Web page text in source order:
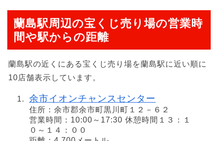
蘭島駅周辺の宝くじ売り場の営業時
間や駅からの距離
蘭島駅の近くにある宝くじ売り場を蘭島駅に近い順に
10店舗表示しています。
余市イオンチャンスセンター
住所：余市郡余市町黒川町１２－６２
営業時間：10:00～17:30 休憩時間１３：１
０～１４：００